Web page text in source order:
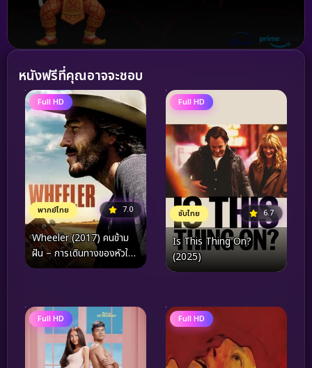
หนังฟรีที่คุณอาจจะชอบ
Full HD
พากย์ไทย 7.0
Wheeler (2017) คนข้าม
ฝัน – การเดินทางของหัวใจ
สายดนตรีบนเส้นทางสู่
Full HD
ซับไทย 6.7
Is This Thing On?
(2025)
Full HD Full HD